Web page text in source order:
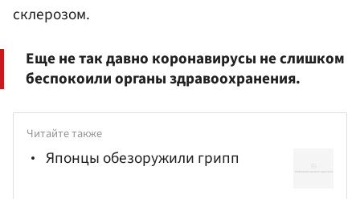
склерозом.
Еще не так давно коронавирусы не слишком
беспокоили органы здравоохранения.
Читайте также
Японцы обезоружили грипп